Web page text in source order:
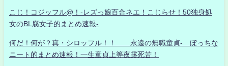
こじ！コジッフル@！-レズっ娘百合ネエ！こじらせ！50独身処
女のBL腐女子的まとめ速報-
何だ！何が？真・シロッフル！！ 永遠の無職童貞- ぼっちな
ニート的まとめ速報！一生童貞上等夜露死苦！